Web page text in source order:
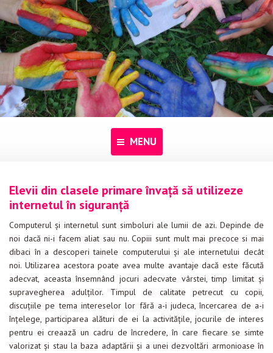
MENU
Despre noi
Programe
Pentru dascăli
Evenimente
Materiale educaționale
Blog
Elevii din clasele primare învață să utilizeze
internetul în siguranță
Computerul şi internetul sunt simboluri ale lumii de azi. Depinde de
noi dacă ni-i facem aliat sau nu. Copiii sunt mult mai precoce si mai
dibaci în a descoperi tainele computerului şi ale internetului decât
noi. Utilizarea acestora poate avea multe avantaje dacă este făcută
adecvat, aceasta însemnând jocuri adecvate vârstei, timp limitat şi
supravegherea adulţilor. Timpul de calitate petrecut cu copii,
discuţiile pe tema intereselor lor fără a-i judeca, încercarea de a-i
înţelege, participarea alături de ei la activităţile, jocurile de interes
pentru ei creaază un cadru de încredere, în care fiecare se simte
valorizat şi stau la baza adaptării şi a unei dezvoltări armonioase în